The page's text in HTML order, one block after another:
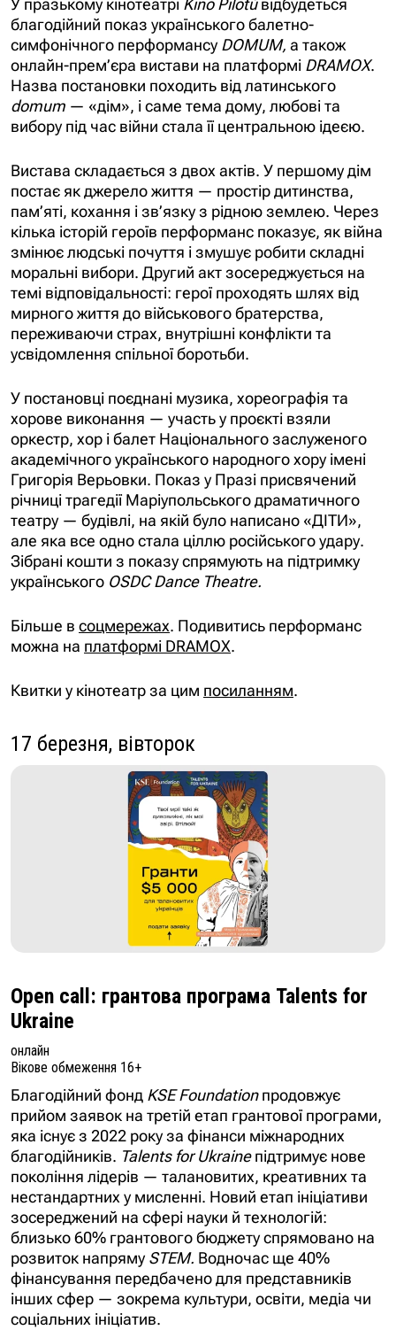
У празькому кінотеатрі Kino Pilotůвідбудеться
благодійний показ українського балетно-
симфонічного перформансу DOMUM, а також
онлайн-прем’єра вистави на платформі DRAMOX.
Назва постановки походить від латинського
domum — «дім», і саме тема дому, любові та
вибору під час війни стала її центральною ідеєю.
Вистава складається з двох актів. У першому дім
постає як джерело життя — простір дитинства,
пам’яті, кохання і зв’язку з рідною землею. Через
кілька історій героїв перформанс показує, як війна
змінює людські почуття і змушує робити складні
моральні вибори. Другий акт зосереджується на
темі відповідальності: герої проходять шлях від
мирного життя до військового братерства,
переживаючи страх, внутрішні конфлікти та
усвідомлення спільної боротьби.
У постановці поєднані музика, хореографія та
хорове виконання — участь у проєкті взяли
оркестр, хор і балет Національного заслуженого
академічного українського народного хору імені
Григорія Верьовки. Показ у Празі присвячений
річниці трагедії Маріупольського драматичного
театру — будівлі, на якій було написано «ДІТИ»,
але яка все одно стала ціллю російського удару.
Зібрані кошти з показу спрямують на підтримку
українського OSDC Dance Theatre.
Більше в соцмережах. Подивитись перформанс
можна на платформі DRAMOX.
Квитки у кінотеатр за цим посиланням.
17 березня, вівторок
Open call: грантова програма Talents for
Ukraine
онлайн
Вікове обмеження 16+
Благодійний фонд KSE Foundationпродовжує
прийом заявок на третій етап грантової програми,
яка існує з 2022 року за фінанси міжнародних
благодійників. Talents for Ukraineпідтримує нове
покоління лідерів — талановитих, креативних та
нестандартних у мисленні. Новий етап ініціативи
зосереджений на сфері науки й технологій:
близько 60% грантового бюджету спрямовано на
розвиток напряму STEM. Водночас ще 40%
фінансування передбачено для представників
інших сфер — зокрема культури, освіти, медіа чи
соціальних ініціатив.